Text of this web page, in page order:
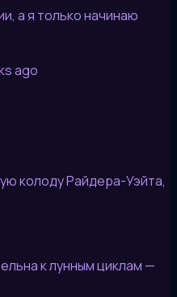
а я только начинаю
ago
колоду Райдера-Уэйта,
к лунным циклам —